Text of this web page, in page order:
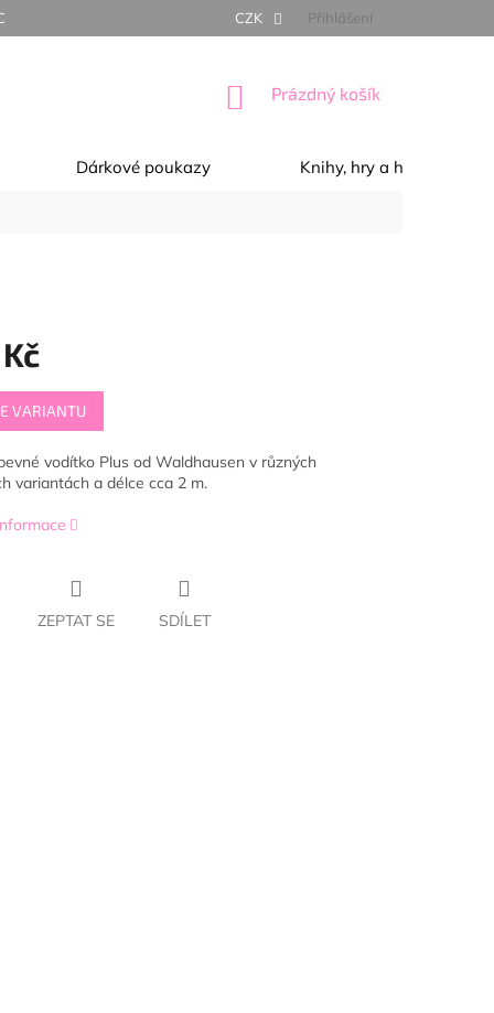
PODMÍNKY OCHRANA OSOBNÍCH ÚDAJŮ
CZK Přihlášení
NÁKUPNÍ
Prázdný košík
Dárkové poukazy Knihy, hry a hračky
VARIANTU
vodítko Plus od Waldhausen v různých
variantách a délce cca 2 m.
ZEPTAT SE SDÍLET